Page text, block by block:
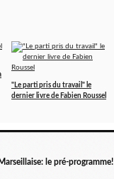
"Le parti pris du travail" le
dernier livre de Fabien Roussel
le pré-programme!